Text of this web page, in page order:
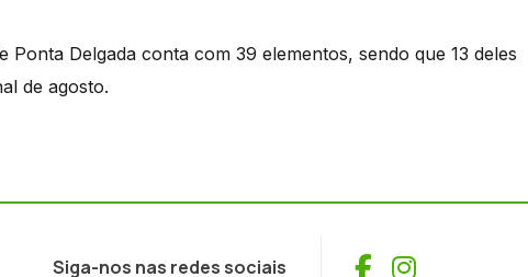
Delgada conta com 39 elementos, sendo que 13 deles
de agosto.
Siga-nos nas redes sociais Facebook
Instagram